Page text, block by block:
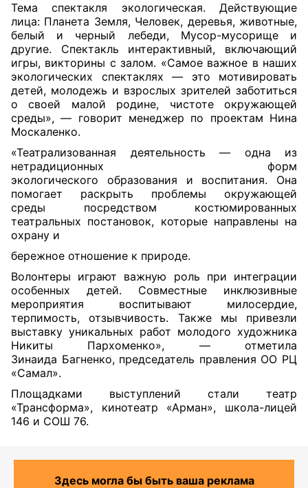
Тема спектакля экологическая. Действующие
лица: Планета Земля, Человек, деревья, животные,
белый и черный лебеди, Мусор-мусорище и
другие. Спектакль интерактивный, включающий
игры, викторины с залом. «Самое важное в наших
экологических спектаклях — это мотивировать
детей, молодежь и взрослых зрителей заботиться
о своей малой родине, чистоте окружающей
среды», — говорит менеджер по проектам Нина
Москаленко.
«Театрализованная деятельность — одна из
нетрадиционных форм
экологического образования и воспитания. Она
помогает раскрыть проблемы окружающей
среды посредством костюмированных
театральных постановок, которые направлены на
охрану и
бережное отношение к природе.
Волонтеры играют важную роль при интеграции
особенных детей. Совместные инклюзивные
мероприятия воспитывают милосердие,
терпимость, отзывчивость. Также мы привезли
выставку уникальных работ молодого художника
Никиты Пархоменко», — отметила
Зинаида Багненко, председатель правления ОО РЦ
«Самал».
Площадками выступлений стали театр
«Трансформа», кинотеатр «Арман», школа-лицей
146 и СОШ 76.
Здесь могла бы быть ваша реклама